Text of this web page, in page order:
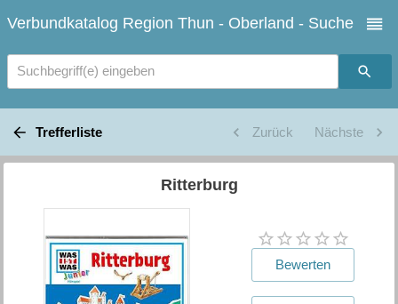
Verbundkatalog Region Thun - Oberland - Suche
Suchbegriff(e) eingeben
Trefferliste Zurück Nächste
Ritterburg
Bewerten